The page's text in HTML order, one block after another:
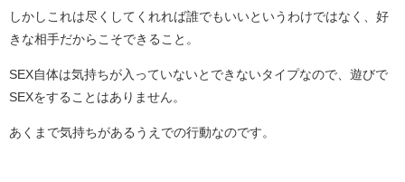
しかしこれは尽くしてくれれば誰でもいいというわけではなく、好
きな相手だからこそできること。
SEX自体は気持ちが入っていないとできないタイプなので、遊びで
SEXをすることはありません。
あくまで気持ちがあるうえでの行動なのです。